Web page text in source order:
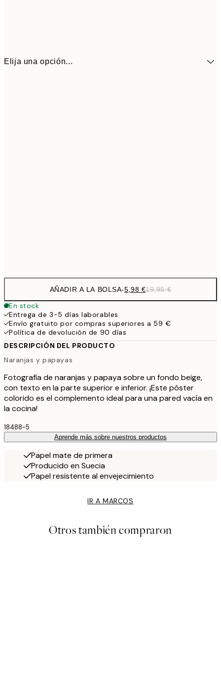
Elija una opción...
AÑADIR A LA BOLSA-5,98 €19,95 €
En stock
Entrega de 3-5 días laborables
Envío gratuito por compras superiores a 59 €
Política de devolución de 90 días
DESCRIPCIÓN DEL PRODUCTO
Naranjas y papayas
Fotografía de naranjas y papaya sobre un fondo beige,
con texto en la parte superior e inferior. ¡Este póster
colorido es el complemento ideal para una pared vacía en
la cocina!
18488-5
Aprende más sobre nuestros productos
Papel mate de primera
Producido en Suecia
Papel resistente al envejecimiento
IR A MARCOS
Otros también compraron